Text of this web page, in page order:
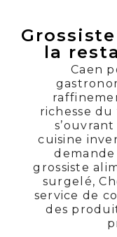
la
Caen
richesse
cuisine
grossiste
surgelé,
service de
des